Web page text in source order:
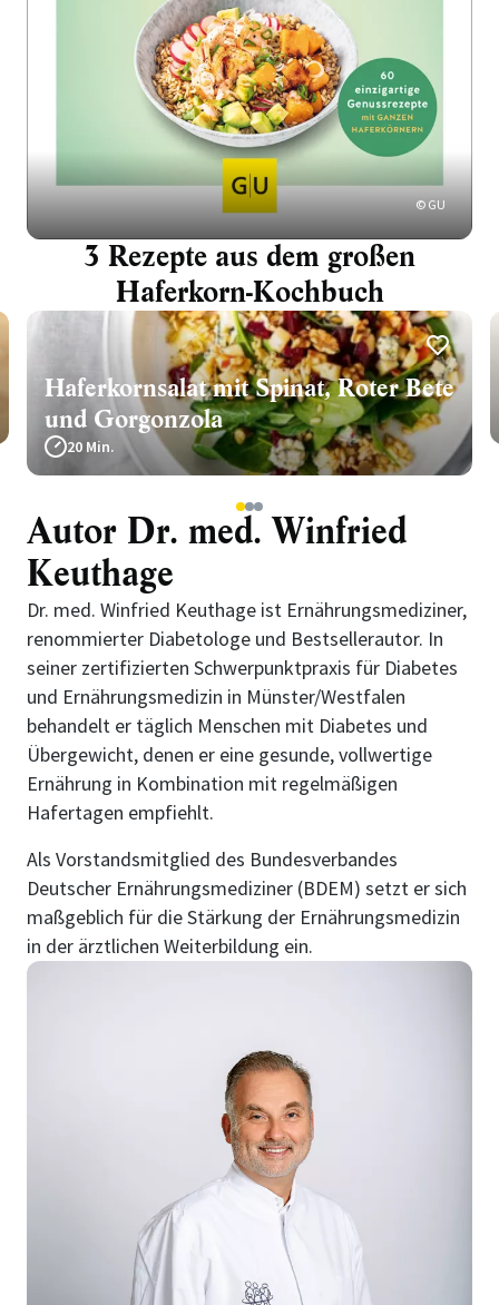
© GU
3 Rezepte aus dem großen
Haferkorn-Kochbuch
Haferkornsalat mit Spinat, Roter Bete
und Gorgonzola
20 Min.
123
Autor Dr. med. Winfried
Keuthage
Dr. med. Winfried Keuthage ist Ernährungsmediziner,
renommierter Diabetologe und Bestsellerautor. In
seiner zertifizierten Schwerpunktpraxis für Diabetes
und Ernährungsmedizin in Münster/Westfalen
behandelt er täglich Menschen mit Diabetes und
Übergewicht, denen er eine gesunde, vollwertige
Ernährung in Kombination mit regelmäßigen
Hafertagen empfiehlt.
Als Vorstandsmitglied des Bundesverbandes
Deutscher Ernährungsmediziner (BDEM) setzt er sich
maßgeblich für die Stärkung der Ernährungsmedizin
in der ärztlichen Weiterbildung ein.